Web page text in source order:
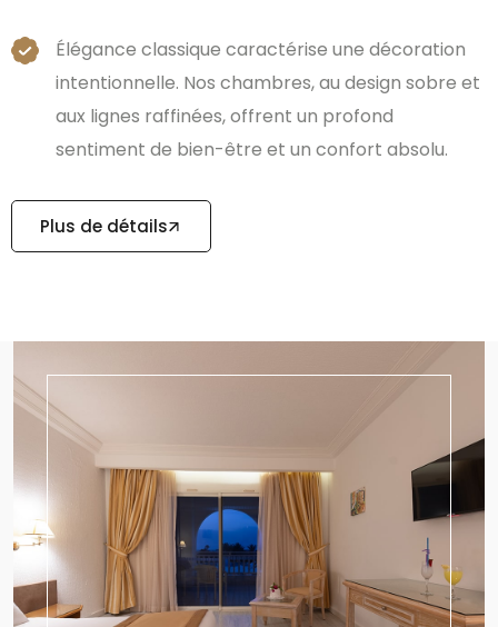
Élégance classique caractérise une décoration
intentionnelle. Nos chambres, au design sobre et
aux lignes raffinées, offrent un profond
sentiment de bien-être et un confort absolu.
Plus de détails